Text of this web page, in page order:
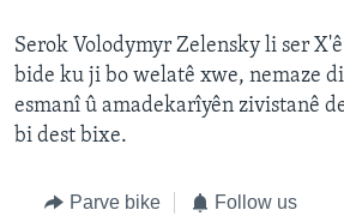
Serok Volodymyr Zelensky li ser
bide ku ji bo welatê xwe, nemaze
esmanî û amadekarîyên zivistanê
bi dest bixe.
Parve bike Follow us